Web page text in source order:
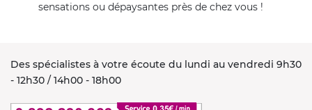
sensations ou dépaysantes près de chez vous !
Des spécialistes à votre écoute du lundi au vendredi 9h30
- 12h30 / 14h00 - 18h00